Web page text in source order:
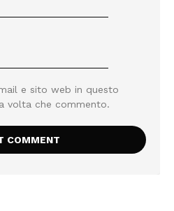
e sito web in questo
volta che commento.